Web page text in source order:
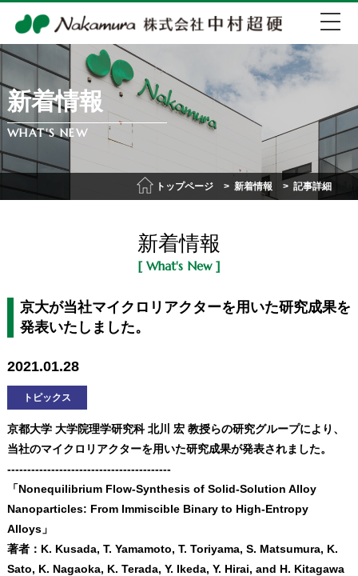
072-274-0007
会社紹介
新着情報
WHAT'S NEW
トップページ 新着情報 記事詳細
新着情報
[ What's New ]
京大が当社マイクロリアクターを用いた研究成果を
発表いたしました。
2021.01.28
トピックス
京都大学 大学院理学研究科 北川 宏 教授らの研究グループにより、
当社のマイクロリアクターを用いた研究成果が発表されました。
-----------------------------------------
「Nonequilibrium Flow-Synthesis of Solid-Solution Alloy
Nanoparticles: From Immiscible Binary to High-Entropy
Alloys」
著者：K. Kusada, T. Yamamoto, T. Toriyama, S. Matsumura, K.
Sato, K. Nagaoka, K. Terada, Y. Ikeda, Y. Hirai, and H. Kitagawa